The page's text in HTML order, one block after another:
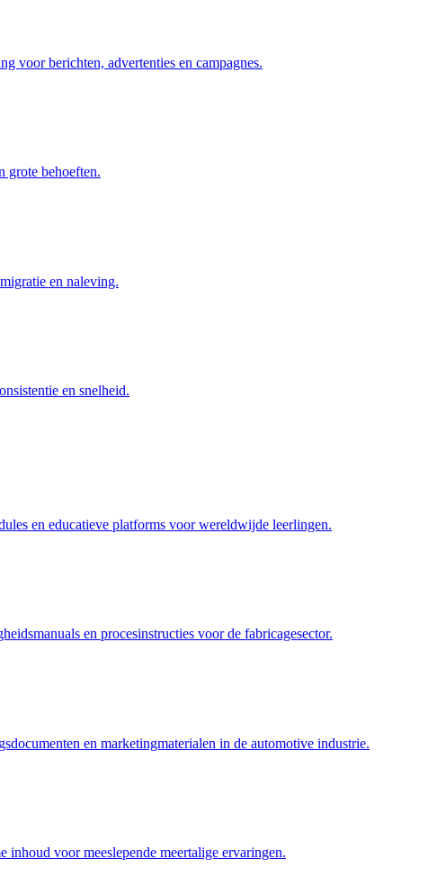
voor berichten, advertenties en campagnes.
grote behoeften.
en naleving.
en snelheid.
en educatieve platforms voor wereldwijde leerlingen.
en procesinstructies voor de fabricagesector.
en marketingmaterialen in de automotive industrie.
voor meeslepende meertalige ervaringen.